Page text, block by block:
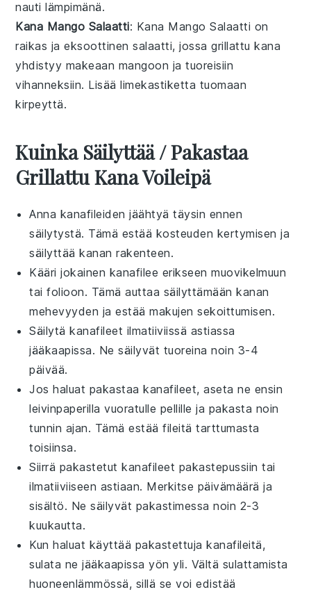
nauti lämpimänä.
Kana Mango Salaatti: Kana Mango Salaatti on
raikas ja eksoottinensalaatti, jossagrillattu kana
yhdistyy makeaan mangoon jatuoreisiin
vihanneksiin. Lisäälimekastiketta tuomaan
kirpeyttä.
Kuinka Säilyttää / Pakastaa
Grillattu Kana Voileipä
Anna kanafileiden jäähtyä täysin ennen
säilytystä. Tämä estää kosteuden kertymisen ja
säilyttääkanan rakenteen.
Kääri jokainen kanafilee erikseenmuovikelmuun
taifolioon. Tämä auttaa säilyttämäänkanan
mehevyyden ja estää makujen sekoittumisen.
Säilytäkanafileet ilmatiiviissä astiassa
jääkaapissa. Ne säilyvät tuoreina noin 3-4
päivää.
Jos haluat pakastaakanafileet, aseta ne ensin
leivinpaperilla vuoratulle pellille ja pakasta noin
tunnin ajan. Tämä estää fileitä tarttumasta
toisiinsa.
Siirrä pakastetutkanafileet pakastepussiin tai
ilmatiiviiseen astiaan. Merkitse päivämäärä ja
sisältö. Ne säilyvät pakastimessa noin 2-3
kuukautta.
Kun haluat käyttää pakastettujakanafileitä,
sulata ne jääkaapissa yön yli. Vältä sulattamista
huoneenlämmössä, sillä se voi edistää